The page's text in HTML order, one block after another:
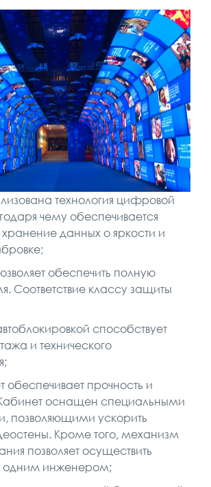
технология цифровой
чему обеспечивается
данных о яркости и
обеспечить полную
Соответствие классу защиты
способствует
и технического
обеспечивает прочность и
оснащен специальными
позволяющими ускорить
Кроме того, механизм
позволяет осуществить
одним инженером;